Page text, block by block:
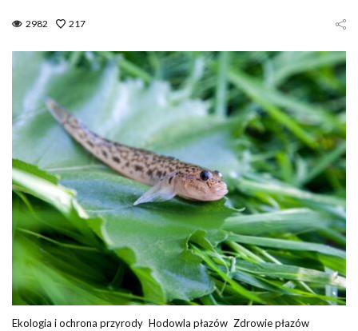
2982 217
Ekologia i ochrona przyrody Hodowla płazów Zdrowie płazów